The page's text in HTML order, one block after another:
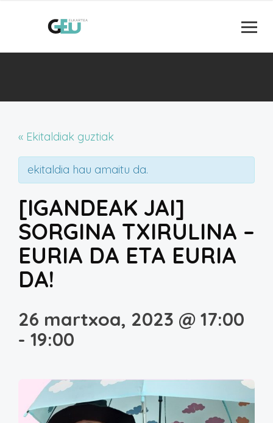
« Ekitaldiak guztiak
ekitaldia hau amaitu da.
[IGANDEAK JAI]
SORGINA TXIRULINA –
EURIA DA ETA EURIA
DA!
26 martxoa, 2023 @ 17:00
- 19:00